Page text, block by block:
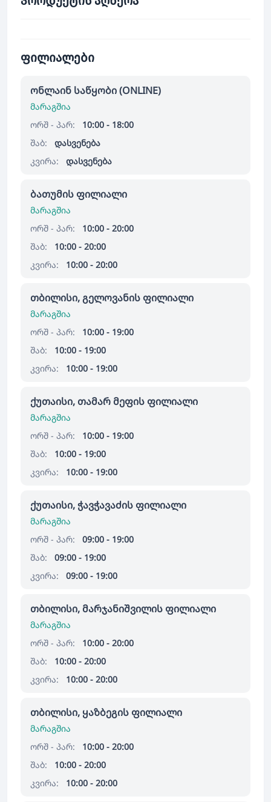
ფილიალები
ონლაინ საწყობი (ONLINE)
მარაგშია
ორშ - პარ:
10:00 - 18:00
შაბ:
დასვენება
კვირა:
დასვენება
ბათუმის ფილიალი
მარაგშია
ორშ - პარ:
10:00 - 20:00
შაბ:
10:00 - 20:00
კვირა:
10:00 - 20:00
თბილისი, გელოვანის ფილიალი
მარაგშია
ორშ - პარ:
10:00 - 19:00
შაბ:
10:00 - 19:00
კვირა:
10:00 - 19:00
ქუთაისი, თამარ მეფის ფილიალი
მარაგშია
ორშ - პარ:
10:00 - 19:00
შაბ:
10:00 - 19:00
კვირა:
10:00 - 19:00
ქუთაისი, ჭავჭავაძის ფილიალი
მარაგშია
ორშ - პარ:
09:00 - 19:00
შაბ:
09:00 - 19:00
კვირა:
09:00 - 19:00
თბილისი, მარჯანიშვილის ფილიალი
მარაგშია
ორშ - პარ:
10:00 - 20:00
შაბ:
10:00 - 20:00
კვირა:
10:00 - 20:00
თბილისი, ყაზბეგის ფილიალი
მარაგშია
ორშ - პარ:
10:00 - 20:00
შაბ:
10:00 - 20:00
კვირა:
10:00 - 20:00